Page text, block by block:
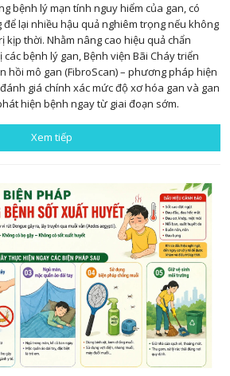
bệnh lý mạn tính nguy hiểm của gan, có
lại nhiều hậu quả nghiêm trọng nếu không
kịp thời. Nhằm nâng cao hiệu quả chẩn
bệnh lý gan, Bệnh viện Bãi Cháy triển
hồi mô gan (FibroScan) – phương pháp hiện
giá chính xác mức độ xơ hóa gan và gan
hiện bệnh ngay từ giai đoạn sớm.
Xem tiếp